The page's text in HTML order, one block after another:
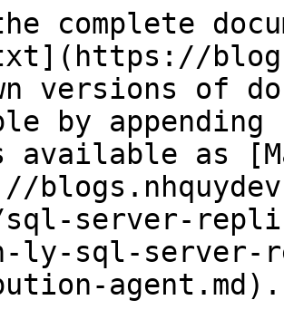
complete
versions of
by
available as
server-
ly-sql-
agent.md).